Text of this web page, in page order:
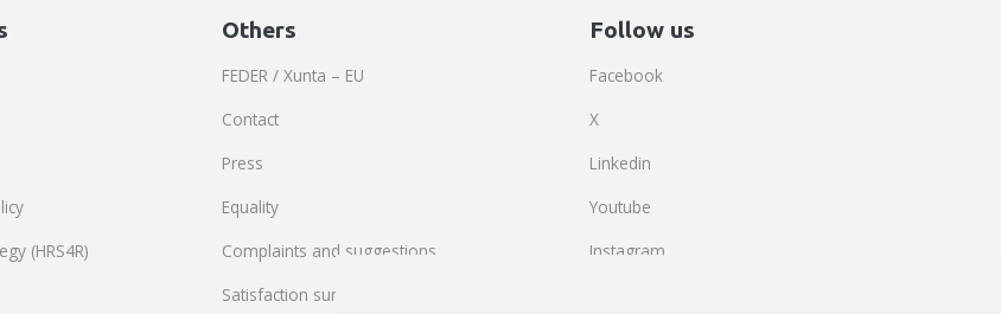
(HRS4R)
Others
FEDER / Xunta – EU
Contact
Press
Equality
Complaints and suggestions
Satisfaction survey
Follow us
Facebook
X
Linkedin
Youtube
Instagram